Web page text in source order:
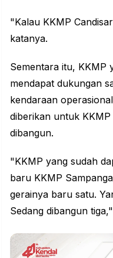
"Kalau KKMP
katanya.
Sementara itu, KKMP
mendapat dukungan
kendaraan
diberikan untuk
dibangun.
"KKMP yang sudah
baru KKMP
gerainya baru satu.
Sedang dibangun